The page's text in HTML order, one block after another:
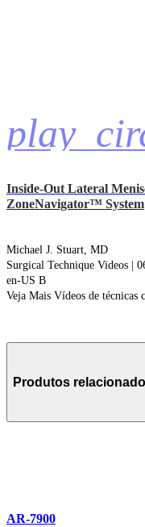
Inside-Out Lateral
ZoneNavigator™ System
Michael J. Stuart, MD
Surgical Technique Videos |
en-US B
Veja Mais Vídeos de técnicas
Produtos
AR-7900